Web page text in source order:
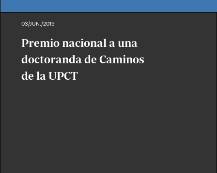
03/JUN./2019
Premio nacional a una
doctoranda de Caminos
de la UPCT